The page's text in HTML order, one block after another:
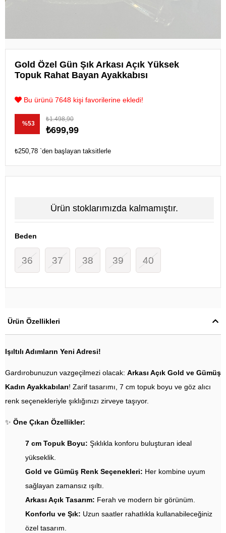
Gold Özel Gün Şık Arkası Açık Yüksek
Topuk Rahat Bayan Ayakkabısı
Bu ürünü 7648 kişi favorilerine ekledi!
%53
İndirim
₺1.498,90
₺699,99
₺250,78 `den başlayan taksitlerle
Ürün stoklarımızda kalmamıştır.
Beden
36 37 38 39 40
Ürün Özellikleri
Işıltılı Adımların Yeni Adresi!
Gardırobunuzun vazgeçilmezi olacak: Arkası Açık Gold ve Gümüş
Kadın Ayakkabıları! Zarif tasarımı, 7 cm topuk boyu ve göz alıcı
renk seçenekleriyle şıklığınızı zirveye taşıyor.
✨ Öne Çıkan Özellikler:
7 cm Topuk Boyu: Şıklıkla konforu buluşturan ideal
yükseklik.
Gold ve Gümüş Renk Seçenekleri: Her kombine uyum
sağlayan zamansız ışıltı.
Arkası Açık Tasarım: Ferah ve modern bir görünüm.
Konforlu ve Şık: Uzun saatler rahatlıkla kullanabileceğiniz
özel tasarım.